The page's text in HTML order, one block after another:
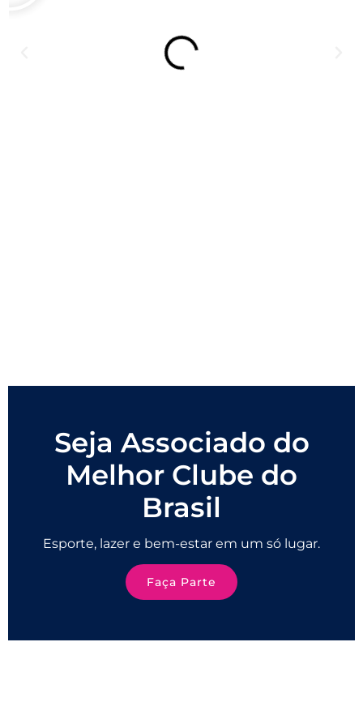
Seja Associado do
Melhor Clube do
Brasil
Esporte, lazer e bem-estar em um só lugar.
Faça Parte